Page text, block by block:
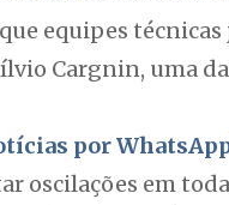
equipes
Cargnin, uma
por
oscilações em